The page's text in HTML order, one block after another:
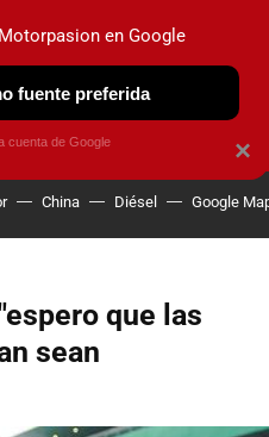
OBSERVATORIO
China Diésel Google
que las
sean
×
en Google
fuente preferida
cuenta de Google